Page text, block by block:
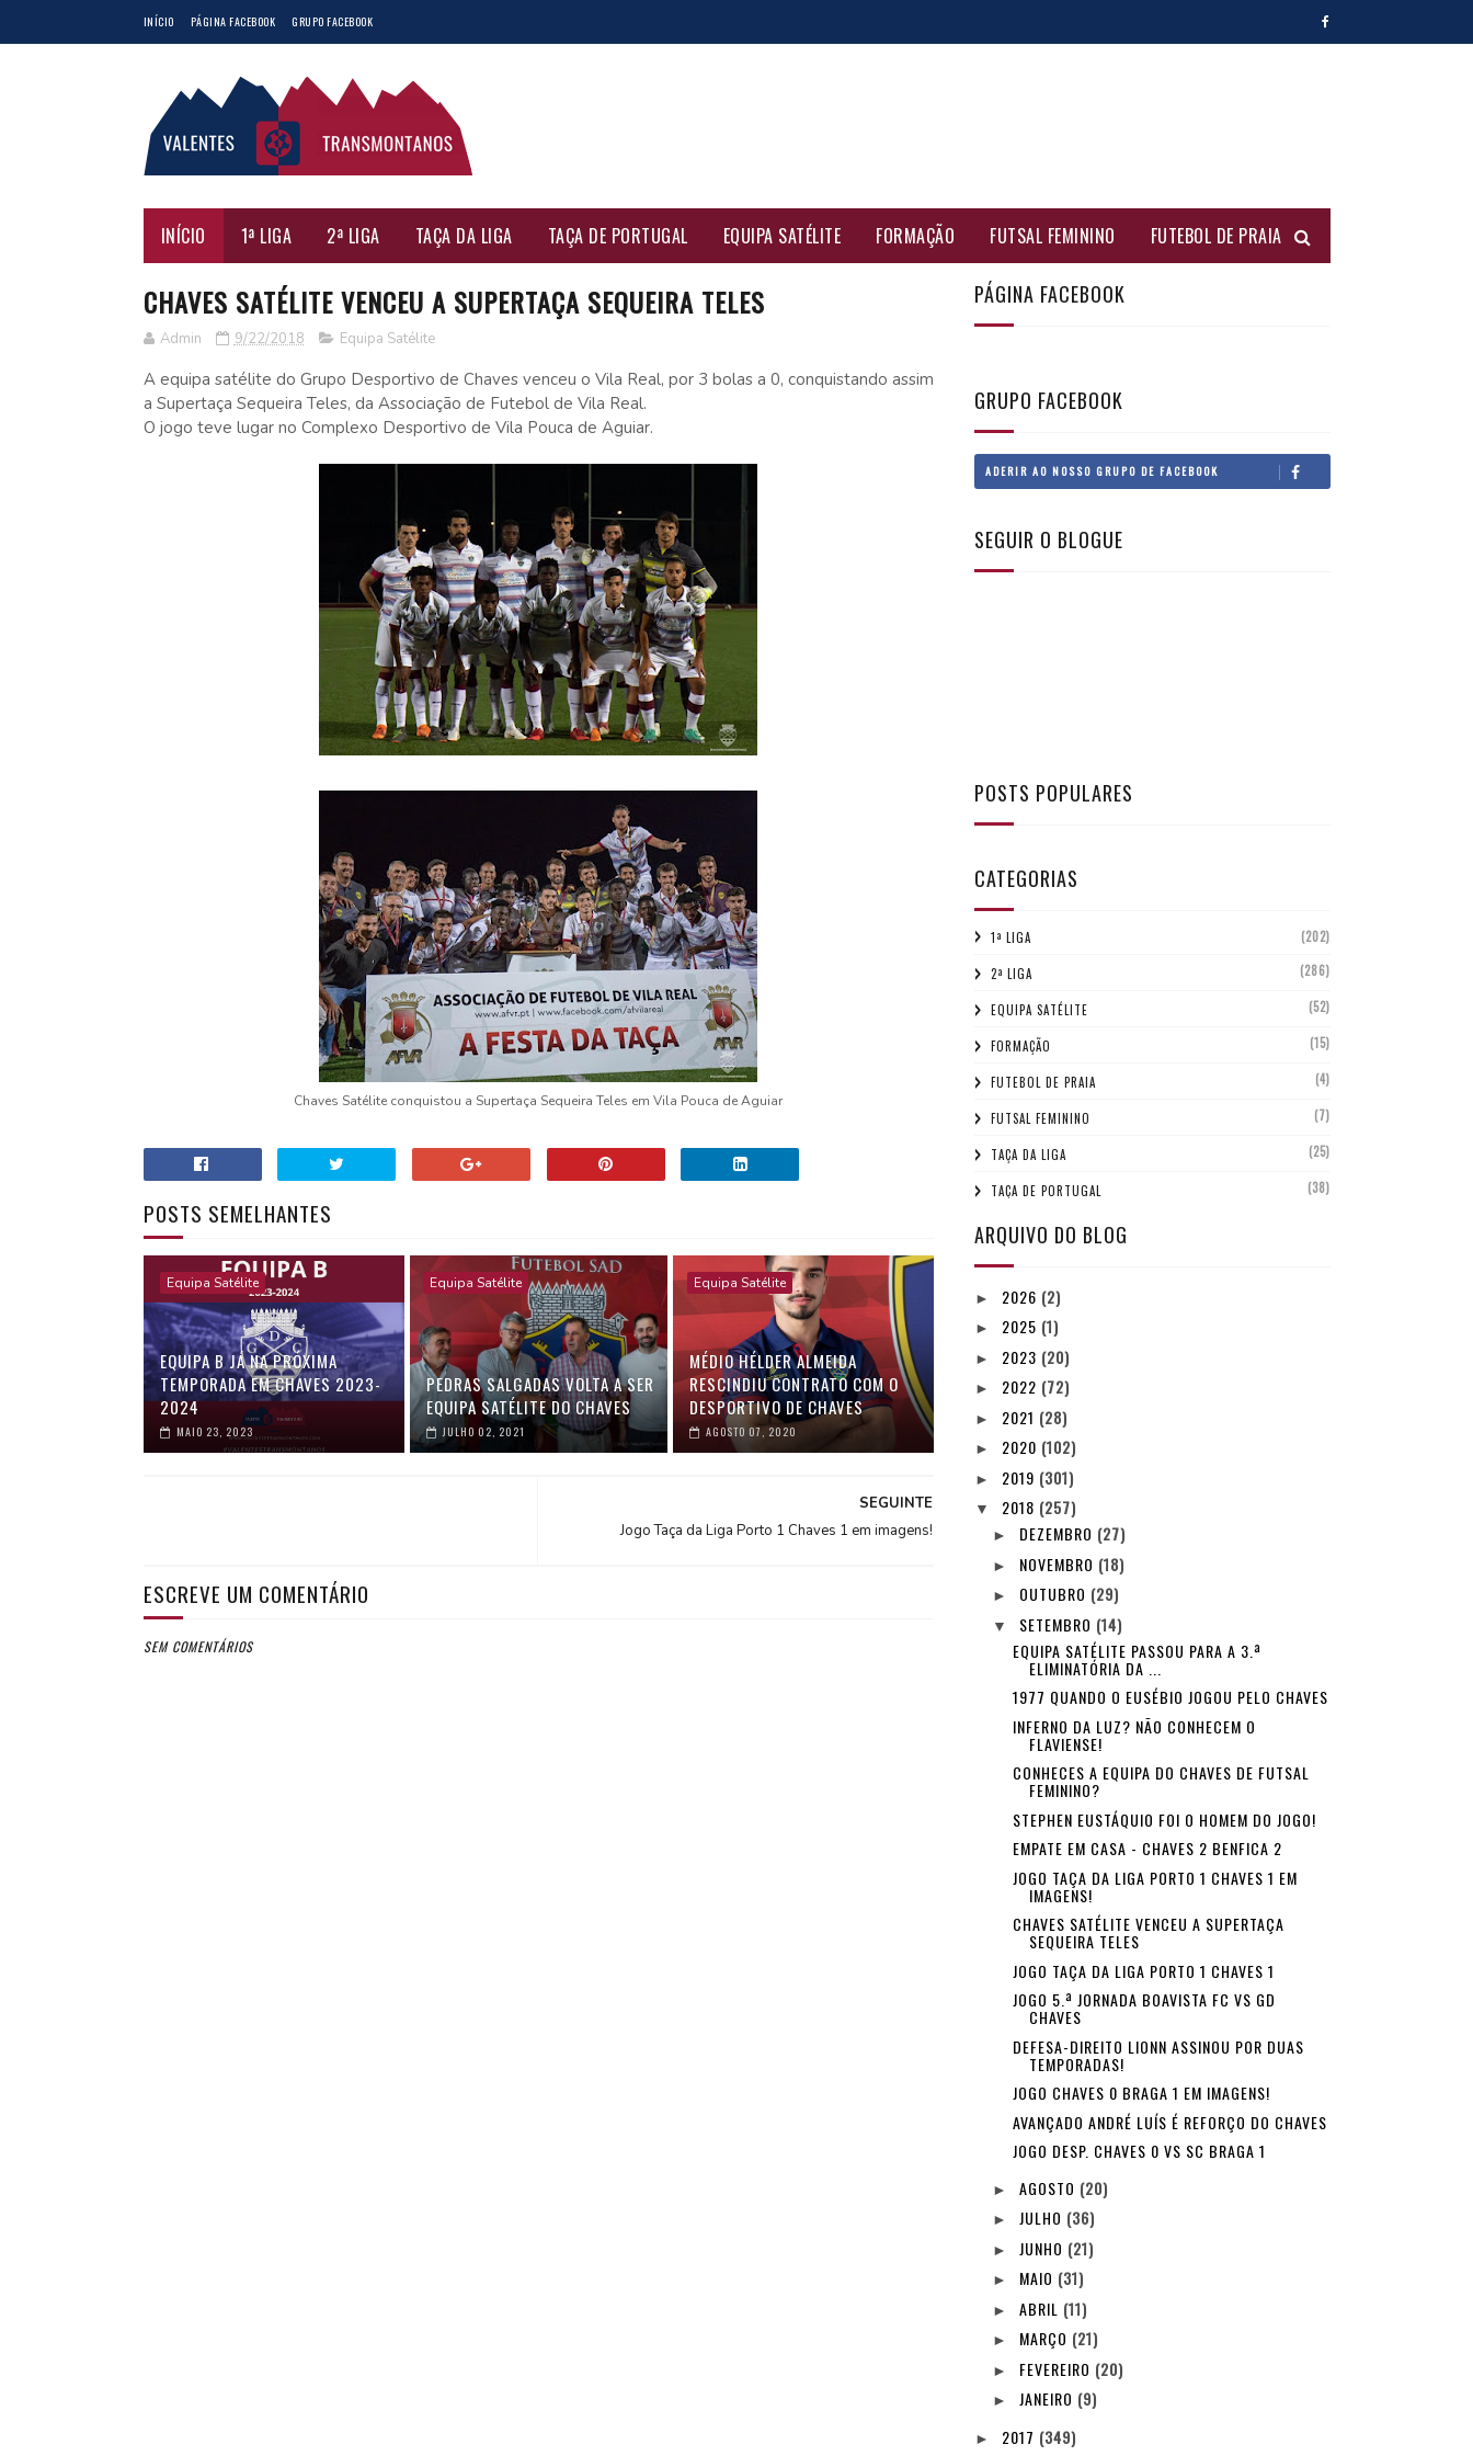
INÍCIO PÁGINA FACEBOOK GRUPO FACEBOOK
INÍCIO 1ª LIGA 2ª LIGA TAÇA DA LIGA TAÇA DE PORTUGAL EQUIPA SATÉLITE FORMAÇÃO FUTSAL FEMININO FUTEBOL DE PRAIA
CHAVES SATÉLITE VENCEU A SUPERTAÇA SEQUEIRA TELES
Admin 9/22/2018 Equipa Satélite
A equipa satélite do Grupo Desportivo de Chaves venceu o Vila Real, por 3 bolas a 0, conquistando assim
a Supertaça Sequeira Teles, da Associação de Futebol de Vila Real.
O jogo teve lugar no Complexo Desportivo de Vila Pouca de Aguiar.
Chaves Satélite conquistou a Supertaça Sequeira Teles em Vila Pouca de Aguiar
POSTS SEMELHANTES
Equipa Satélite
EQUIPA B JÁ NA PRÓXIMA
TEMPORADA EM CHAVES 2023-
2024
MAIO 23, 2023
Equipa Satélite
PEDRAS SALGADAS VOLTA A SER
EQUIPA SATÉLITE DO CHAVES
JULHO 02, 2021
Equipa Satélite
MÉDIO HÉLDER ALMEIDA
RESCINDIU CONTRATO COM O
DESPORTIVO DE CHAVES
AGOSTO 07, 2020
SEGUINTE
Jogo Taça da Liga Porto 1 Chaves 1 em imagens!
ESCREVE UM COMENTÁRIO
SEM COMENTÁRIOS
PÁGINA FACEBOOK
GRUPO FACEBOOK
ADERIR AO NOSSO GRUPO DE FACEBOOK
SEGUIR O BLOGUE
POSTS POPULARES
CATEGORIAS
1ª LIGA (202)
2ª LIGA (286)
EQUIPA SATÉLITE (52)
FORMAÇÃO (15)
FUTEBOL DE PRAIA (4)
FUTSAL FEMININO (7)
TAÇA DA LIGA (25)
TAÇA DE PORTUGAL (38)
ARQUIVO DO BLOG
► 2026 (2)
► 2025 (1)
► 2023 (20)
► 2022 (72)
► 2021 (28)
► 2020 (102)
► 2019 (301)
▼ 2018 (257)
► DEZEMBRO (27)
► NOVEMBRO (18)
► OUTUBRO (29)
▼ SETEMBRO (14)
EQUIPA SATÉLITE PASSOU PARA A 3.ª
ELIMINATÓRIA DA ...
1977 QUANDO O EUSÉBIO JOGOU PELO CHAVES
INFERNO DA LUZ? NÃO CONHECEM O
FLAVIENSE!
CONHECES A EQUIPA DO CHAVES DE FUTSAL
FEMININO?
STEPHEN EUSTÁQUIO FOI O HOMEM DO JOGO!
EMPATE EM CASA - CHAVES 2 BENFICA 2
JOGO TAÇA DA LIGA PORTO 1 CHAVES 1 EM
IMAGENS!
CHAVES SATÉLITE VENCEU A SUPERTAÇA
SEQUEIRA TELES
JOGO TAÇA DA LIGA PORTO 1 CHAVES 1
JOGO 5.ª JORNADA BOAVISTA FC VS GD
CHAVES
DEFESA-DIREITO LIONN ASSINOU POR DUAS
TEMPORADAS!
JOGO CHAVES 0 BRAGA 1 EM IMAGENS!
AVANÇADO ANDRÉ LUÍS É REFORÇO DO CHAVES
JOGO DESP. CHAVES 0 VS SC BRAGA 1
►AGOSTO (20)
► JULHO (36)
► JUNHO (21)
► MAIO (31)
►ABRIL (11)
► MARÇO (21)
► FEVEREIRO (20)
► JANEIRO (9)
► 2017 (349)